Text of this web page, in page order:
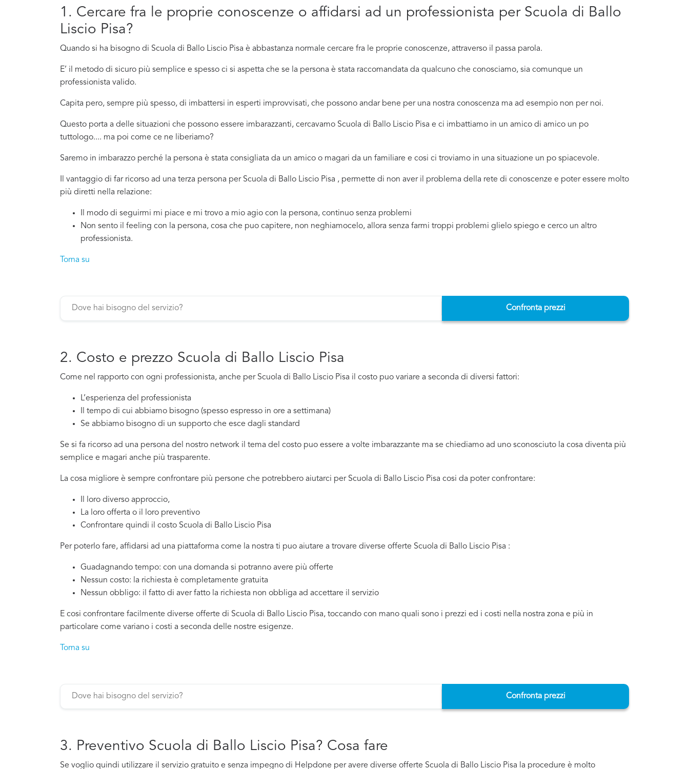
1. Cercare fra le proprie conoscenze o affidarsi ad un professionista per Scuola di Ballo
Liscio Pisa?
Quando si ha bisogno di Scuola di Ballo Liscio Pisa è abbastanza normale cercare fra le proprie conoscenze, attraverso il passa parola.
E’ il metodo di sicuro più semplice e spesso ci si aspetta che se la persona è stata raccomandata da qualcuno che conosciamo, sia comunque un
professionista valido.
Capita pero, sempre più spesso, di imbattersi in esperti improvvisati, che possono andar bene per una nostra conoscenza ma ad esempio non per noi.
Questo porta a delle situazioni che possono essere imbarazzanti, cercavamo Scuola di Ballo Liscio Pisa e ci imbattiamo in un amico di amico un po
tuttologo.... ma poi come ce ne liberiamo?
Saremo in imbarazzo perché la persona è stata consigliata da un amico o magari da un familiare e cosi ci troviamo in una situazione un po spiacevole.
Il vantaggio di far ricorso ad una terza persona per Scuola di Ballo Liscio Pisa , permette di non aver il problema della rete di conoscenze e poter essere molto
più diretti nella relazione:
Il modo di seguirmi mi piace e mi trovo a mio agio con la persona, continuo senza problemi
Non sento il feeling con la persona, cosa che puo capitere, non neghiamocelo, allora senza farmi troppi problemi glielo spiego e cerco un altro
professionista.
Torna su
Confronta prezzi
2. Costo e prezzo Scuola di Ballo Liscio Pisa
Come nel rapporto con ogni professionista, anche per Scuola di Ballo Liscio Pisa il costo puo variare a seconda di diversi fattori:
L’esperienza del professionista
Il tempo di cui abbiamo bisogno (spesso espresso in ore a settimana)
Se abbiamo bisogno di un supporto che esce dagli standard
Se si fa ricorso ad una persona del nostro network il tema del costo puo essere a volte imbarazzante ma se chiediamo ad uno sconosciuto la cosa diventa più
semplice e magari anche più trasparente.
La cosa migliore è sempre confrontare più persone che potrebbero aiutarci per Scuola di Ballo Liscio Pisa cosi da poter confrontare:
Il loro diverso approccio,
La loro offerta o il loro preventivo
Confrontare quindi il costo Scuola di Ballo Liscio Pisa
Per poterlo fare, affidarsi ad una piattaforma come la nostra ti puo aiutare a trovare diverse offerte Scuola di Ballo Liscio Pisa :
Guadagnando tempo: con una domanda si potranno avere più offerte
Nessun costo: la richiesta è completamente gratuita
Nessun obbligo: il fatto di aver fatto la richiesta non obbliga ad accettare il servizio
E cosi confrontare facilmente diverse offerte di Scuola di Ballo Liscio Pisa, toccando con mano quali sono i prezzi ed i costi nella nostra zona e più in
particolare come variano i costi a seconda delle nostre esigenze.
Torna su
Confronta prezzi
3. Preventivo Scuola di Ballo Liscio Pisa? Cosa fare
Se voglio quindi utilizzare il servizio gratuito e senza impegno di Helpdone per avere diverse offerte Scuola di Ballo Liscio Pisa la procedure è molto